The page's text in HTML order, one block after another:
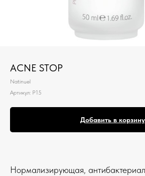
ACNE STOP
Natinuel
Артикул: P15
Добавить в корзину
Нормализирующая,